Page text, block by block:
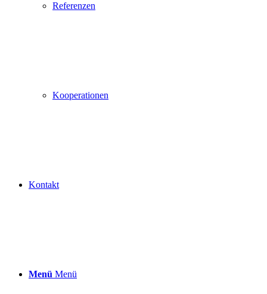
Referenzen
Kooperationen
Kontakt
Menü Menü